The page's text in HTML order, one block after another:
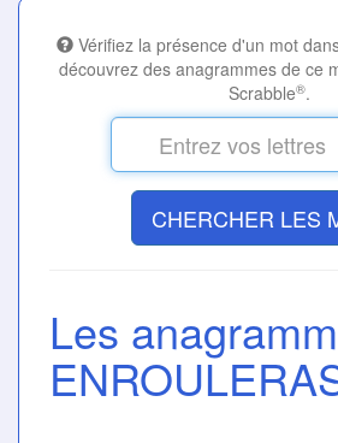
Vérifiez la présence d'un mot
découvrez des anagrammes de ce
Scrabble®.
CHERCHER LES
Les